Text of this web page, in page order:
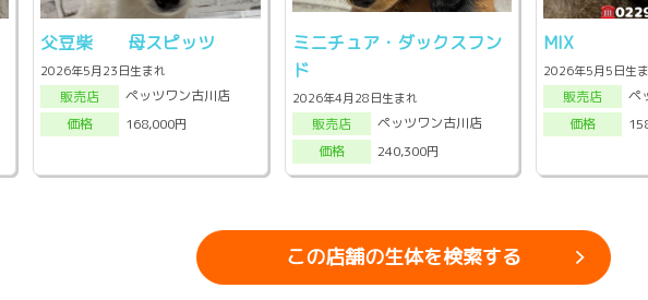
父豆柴 母スピッツ
2026年5月23日生まれ
販売店
ペッツワン古川店
価格
168,000円
ミニチュア・ダックスフン
ド
2026年4月28日生まれ
販売店
ペッツワン古川店
価格
240,300円
MIX
2026年5月5日生
販売店
ペ
価格
この店舗の生体を検索する